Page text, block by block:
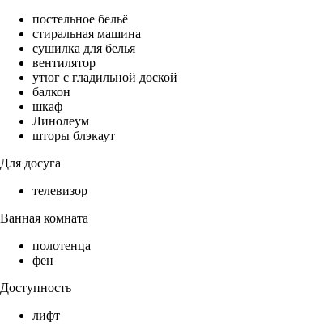
постельное бельё
стиральная машина
сушилка для белья
вентилятор
утюг с гладильной доской
балкон
шкаф
Линолеум
шторы блэкаут
Для досуга
телевизор
Ванная комната
полотенца
фен
Доступность
лифт